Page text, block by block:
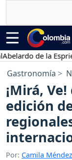
de la Espriella
Gastronomía
¡Mirá,
edición
Por: Camila